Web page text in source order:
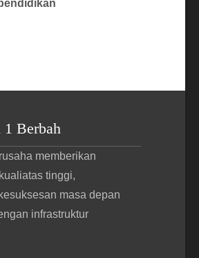
1 Berbah
memberikan
tinggi,
masa depan
infrastruktur